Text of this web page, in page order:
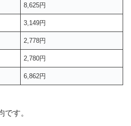
8,625円
3,149円
2,778円
2,780円
6,862円
す。